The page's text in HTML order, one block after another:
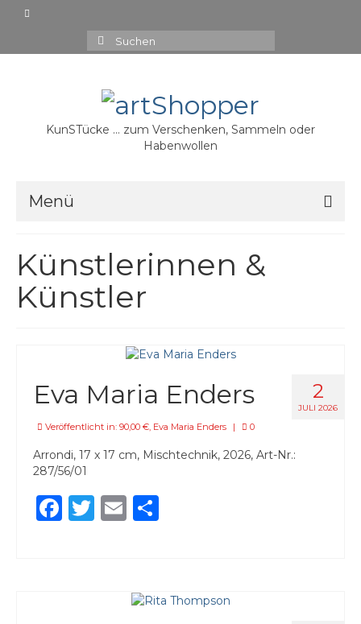
Suchen
nach:
KunSTücke … zum Verschenken, Sammeln oder
Habenwollen
Menü
20,00 €
30,00 €
90,00 €
95,00 €
Arek Glebocki
Künstlerinnen &
Künstler
2
JULI 2026
Eva Maria Enders
Veröffentlicht in: 90,00 €, Eva Maria Enders | 0
Arrondi, 17 x 17 cm, Mischtechnik, 2026, Art-Nr.:
287/56/01
Facebook
Twitter
Email